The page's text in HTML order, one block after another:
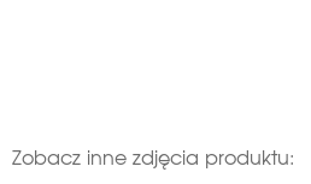
Zobacz inne zdjęcia produktu: